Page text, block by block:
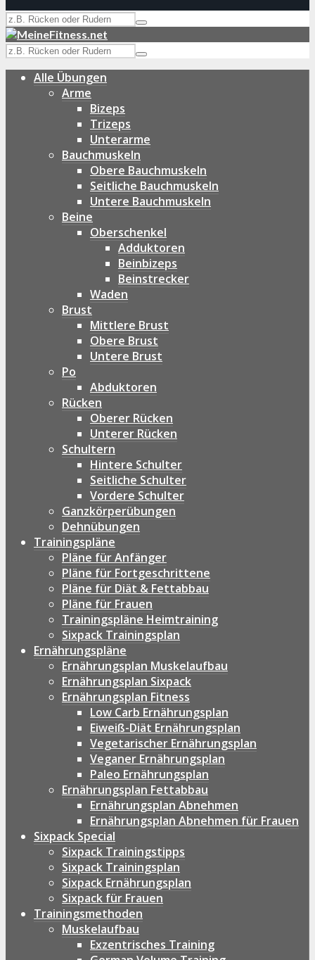
Alle Übungen
Arme
Bizeps
Trizeps
Unterarme
Bauchmuskeln
Obere Bauchmuskeln
Seitliche Bauchmuskeln
Untere Bauchmuskeln
Beine
Oberschenkel
Adduktoren
Beinbizeps
Beinstrecker
Waden
Brust
Mittlere Brust
Obere Brust
Untere Brust
Po
Abduktoren
Rücken
Oberer Rücken
Unterer Rücken
Schultern
Hintere Schulter
Seitliche Schulter
Vordere Schulter
Ganzkörperübungen
Dehnübungen
Trainingspläne
Pläne für Anfänger
Pläne für Fortgeschrittene
Pläne für Diät & Fettabbau
Pläne für Frauen
Trainingspläne Heimtraining
Sixpack Trainingsplan
Ernährungspläne
Ernährungsplan Muskelaufbau
Ernährungsplan Sixpack
Ernährungsplan Fitness
Low Carb Ernährungsplan
Eiweiß-Diät Ernährungsplan
Vegetarischer Ernährungsplan
Veganer Ernährungsplan
Paleo Ernährungsplan
Ernährungsplan Fettabbau
Ernährungsplan Abnehmen
Ernährungsplan Abnehmen für Frauen
Sixpack Special
Sixpack Trainingstipps
Sixpack Trainingsplan
Sixpack Ernährungsplan
Sixpack für Frauen
Trainingsmethoden
Muskelaufbau
Exzentrisches Training